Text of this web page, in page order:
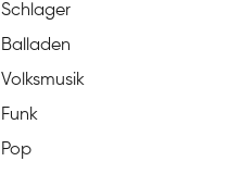
Schlager
Balladen
Volksmusik
Funk
Pop